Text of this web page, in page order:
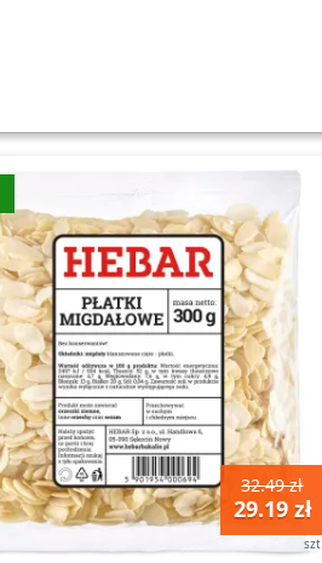
32.49 zł
29.19 zł
szt